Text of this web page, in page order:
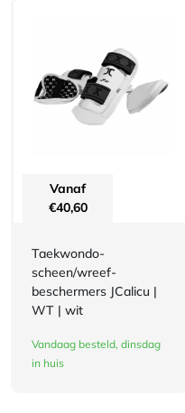
Vanaf
€40,60
Taekwondo-
scheen/wreef-
beschermers JCalicu |
WT | wit
Vandaag besteld, dinsdag
in huis